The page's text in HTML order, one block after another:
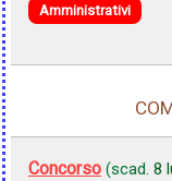
Amministrativi
Concorso (scad. 8